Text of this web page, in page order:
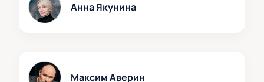
Анна Якунина
Максим Аверин